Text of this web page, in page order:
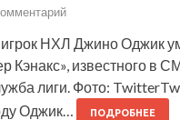
НХЛ Джино Оджик
Кэнакс», известного в
лиги. Фото:
Оджик…
ПОДРОБНЕЕ